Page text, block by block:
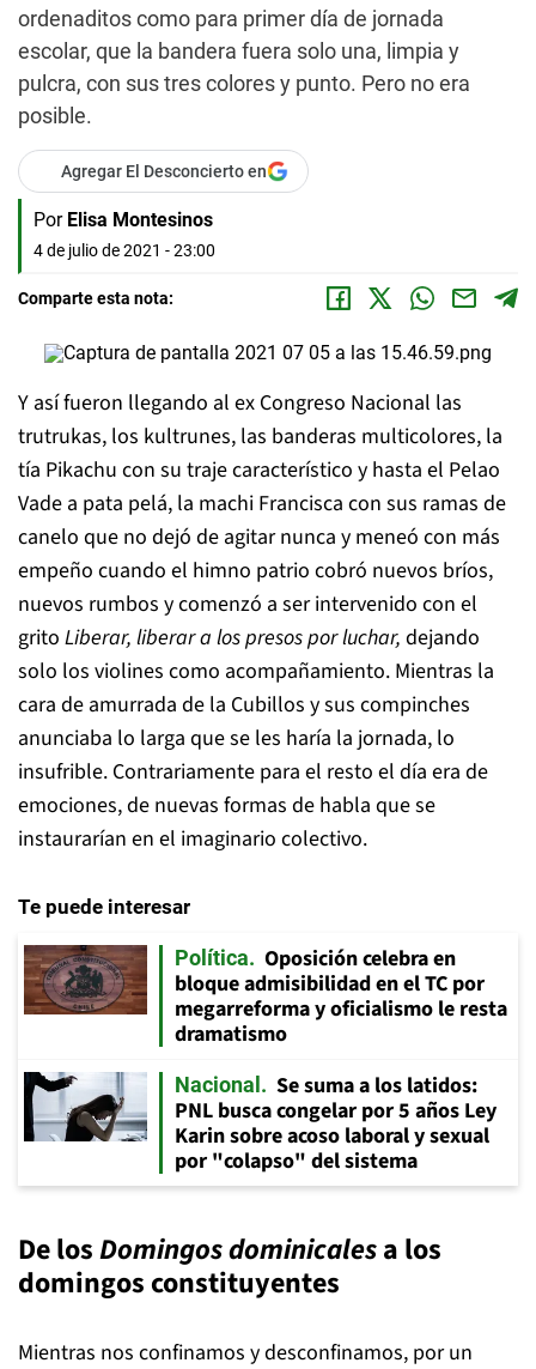
ordenaditos como para primer día de jornada
escolar, que la bandera fuera solo una, limpia y
pulcra, con sus tres colores y punto. Pero no era
posible.
Agregar El Desconcierto en
Por Elisa Montesinos
4 de julio de 2021 - 23:00
Comparte esta nota:
Y así fueron llegando al ex Congreso Nacional las
trutrukas, los kultrunes, las banderas multicolores, la
tía Pikachu con su traje característico y hasta el Pelao
Vade a pata pelá, la machi Francisca con sus ramas de
canelo que no dejó de agitar nunca y meneó con más
empeño cuando el himno patrio cobró nuevos bríos,
nuevos rumbos y comenzó a ser intervenido con el
grito Liberar, liberar a los presos por luchar, dejando
solo los violines como acompañamiento. Mientras la
cara de amurrada de la Cubillos y sus compinches
anunciaba lo larga que se les haría la jornada, lo
insufrible. Contrariamente para el resto el día era de
emociones, de nuevas formas de habla que se
instaurarían en el imaginario colectivo.
Te puede interesar
Política
Oposición celebra en
bloque admisibilidad en el TC por
megarreforma y oficialismo le resta
dramatismo
Nacional
Se suma a los latidos:
PNL busca congelar por 5 años Ley
Karin sobre acoso laboral y sexual
por "colapso" del sistema
De losDomingos dominicalesa los
domingos constituyentes
Mientras nos confinamos y desconfinamos, por un